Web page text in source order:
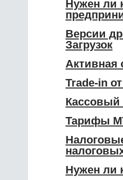
Нужен ли
Версии
Загрузок
Активная
Trade-in
Кассовый
Тарифы
Нужен ли